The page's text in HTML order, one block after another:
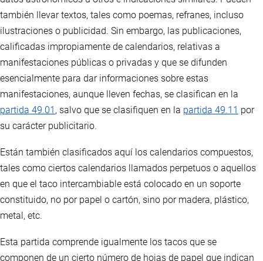
también llevar textos, tales como poemas, refranes, incluso
ilustraciones o publicidad. Sin embargo, las publicaciones,
calificadas impropiamente de calendarios, relativas a
manifestaciones públicas o privadas y que se difunden
esencialmente para dar informaciones sobre estas
manifestaciones, aunque lleven fechas, se clasifican en la
partida 49.01 , salvo que se clasifiquen en la partida 49.11 por
su carácter publicitario.
Están también clasificados aquí los calendarios compuestos,
tales como ciertos calendarios llamados perpetuos o aquellos
en que el taco intercambiable está colocado en un soporte
constituido, no por papel o cartón, sino por madera, plástico,
metal, etc.
Esta partida comprende igualmente los tacos que se
componen de un cierto número de hojas de papel que indican